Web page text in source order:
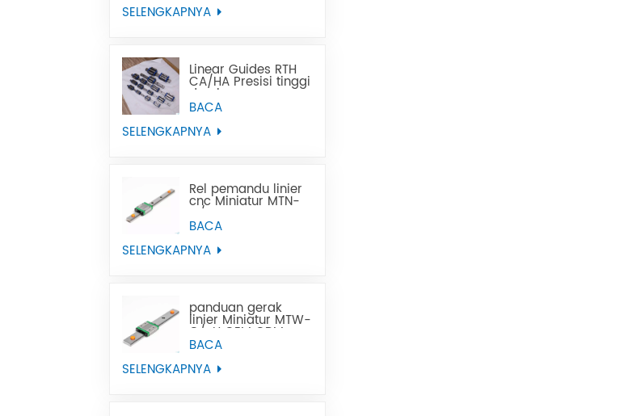
melengkung CNC
SELENGKAPNYA
Linear Guides RTH
CA/HA Presisi tinggi
dan harga
terjangkau
BACA
SELENGKAPNYA
Rel pemandu linier
cnc Miniatur MTN-
C/-H OEM ODM
BACA
SELENGKAPNYA
panduan gerak
linier Miniatur MTW-
C/-H OEM ODM
BACA
SELENGKAPNYA